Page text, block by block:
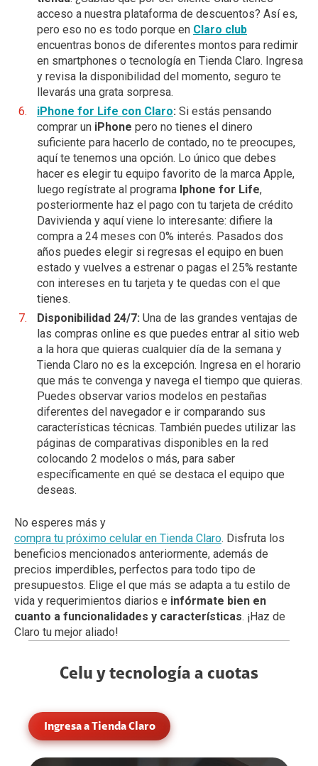
acceso a nuestra plataforma de descuentos? Así es,
pero eso no es todo porque en Claro club
encuentras bonos de diferentes montos para redimir
en smartphones o tecnología en Tienda Claro. Ingresa
y revisa la disponibilidad del momento, seguro te
llevarás una grata sorpresa.
iPhone for Life con Claro: Si estás pensando
comprar un iPhone pero no tienes el dinero
suficiente para hacerlo de contado, no te preocupes,
aquí te tenemos una opción. Lo único que debes
hacer es elegir tu equipo favorito de la marca Apple,
luego regístrate al programa Iphone for Life,
posteriormente haz el pago con tu tarjeta de crédito
Davivienda y aquí viene lo interesante: difiere la
compra a 24 meses con 0% interés. Pasados dos
años puedes elegir si regresas el equipo en buen
estado y vuelves a estrenar o pagas el 25% restante
con intereses en tu tarjeta y te quedas con el que
tienes.
Disponibilidad 24/7: Una de las grandes ventajas de
las compras online es que puedes entrar al sitio web
a la hora que quieras cualquier día de la semana y
Tienda Claro no es la excepción. Ingresa en el horario
que más te convenga y navega el tiempo que quieras.
Puedes observar varios modelos en pestañas
diferentes del navegador e ir comparando sus
características técnicas. También puedes utilizar las
páginas de comparativas disponibles en la red
colocando 2 modelos o más, para saber
específicamente en qué se destaca el equipo que
deseas.
No esperes más y
compra tu próximo celular en Tienda Claro. Disfruta los
beneficios mencionados anteriormente, además de
precios imperdibles, perfectos para todo tipo de
presupuestos. Elige el que más se adapta a tu estilo de
vida y requerimientos diarios e infórmate bien en
cuanto a funcionalidades y características. ¡Haz de
Claro tu mejor aliado!
Celu y tecnología a cuotas
Ingresa a Tienda Claro